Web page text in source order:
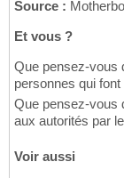
Source :
Et vous ?
Que pensez-vous
personnes qui font
Que pensez-vous
aux autorités par
Voir aussi